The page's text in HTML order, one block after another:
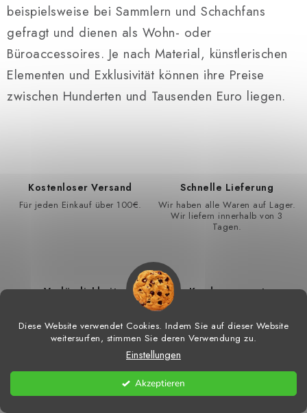
Diese Website verwendet Cookies. Indem Sie auf dieser Website
weitersurfen, stimmen Sie deren Verwendung zu.
Einstellungen
Akzeptieren
beispielsweise bei Sammlern und Schachfans
gefragt und dienen als Wohn- oder
Büroaccessoires. Je nach Material, künstlerischen
Elementen und Exklusivität können ihre Preise
zwischen Hunderten und Tausenden Euro liegen.
Kostenloser Versand
Für jeden Einkauf über 100€.
Schnelle Lieferung
Wir haben alle Waren auf Lager.
Wir liefern innerhalb von 3
Tagen.
Verlässlichkeit
Kunden.
Kundensupport
Von Kunden bestätigt